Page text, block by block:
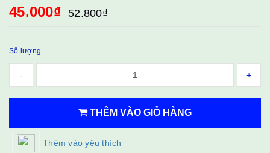
45.000₫ 52.800₫
Số lượng
- +
THÊM VÀO GIỎ HÀNG
Thêm vào yêu thích